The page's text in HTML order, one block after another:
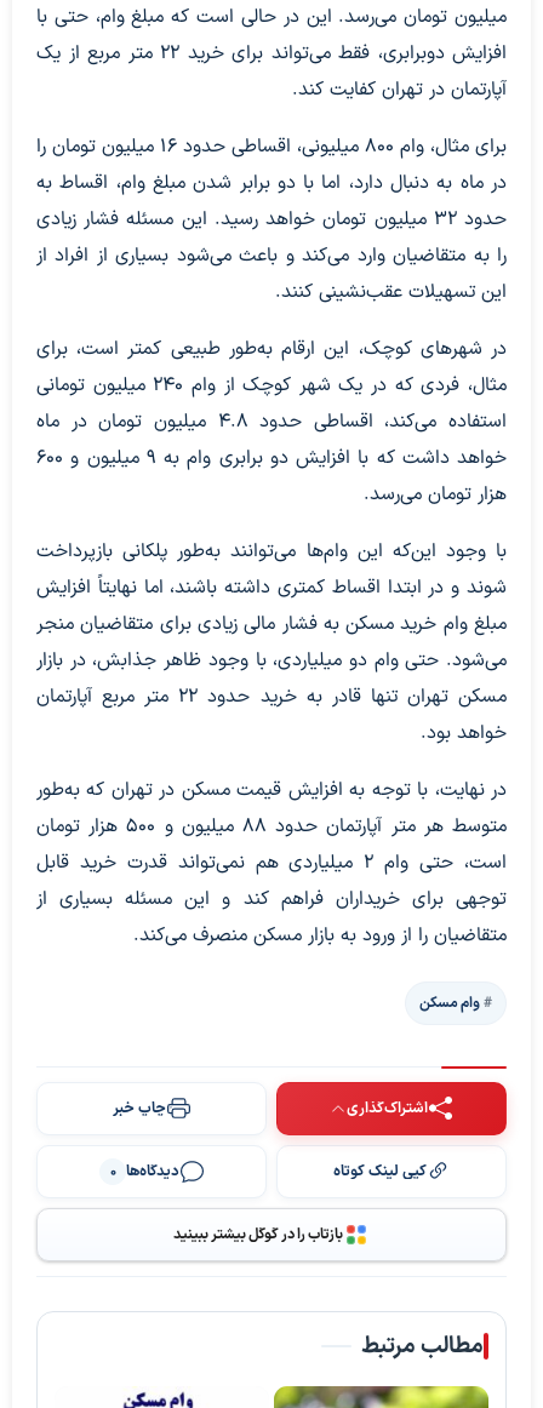
میلیون تومان می‌رسد. این در حالی است که مبلغ وام، حتی با
افزایش دوبرابری، فقط می‌تواند برای خرید ۲۲ متر مربع از یک
آپارتمان در تهران کفایت کند.
برای مثال، وام ۸۰۰ میلیونی، اقساطی حدود ۱۶ میلیون تومان را
در ماه به دنبال دارد، اما با دو برابر شدن مبلغ وام، اقساط به
حدود ۳۲ میلیون تومان خواهد رسید. این مسئله فشار زیادی
را به متقاضیان وارد می‌کند و باعث می‌شود بسیاری از افراد از
این تسهیلات عقب‌نشینی کنند.
در شهرهای کوچک، این ارقام به‌طور طبیعی کمتر است، برای
مثال، فردی که در یک شهر کوچک از وام ۲۴۰ میلیون تومانی
استفاده می‌کند، اقساطی حدود ۴.۸ میلیون تومان در ماه
خواهد داشت که با افزایش دو برابری وام به ۹ میلیون و ۶۰۰
هزار تومان می‌رسد.
با وجود این‌که این وام‌ها می‌توانند به‌طور پلکانی بازپرداخت
شوند و در ابتدا اقساط کمتری داشته باشند، اما نهایتاً افزایش
مبلغ وام خرید مسکن به فشار مالی زیادی برای متقاضیان منجر
می‌شود. حتی وام دو میلیاردی، با وجود ظاهر جذابش، در بازار
مسکن تهران تنها قادر به خرید حدود ۲۲ متر مربع آپارتمان
خواهد بود.
در نهایت، با توجه به افزایش قیمت مسکن در تهران که به‌طور
متوسط هر متر آپارتمان حدود ۸۸ میلیون و ۵۰۰ هزار تومان
است، حتی وام ۲ میلیاردی هم نمی‌تواند قدرت خرید قابل
توجهی برای خریداران فراهم کند و این مسئله بسیاری از
متقاضیان را از ورود به بازار مسکن منصرف می‌کند.
وام مسکن
اشتراک‌گذاری چاپ خبر
کپی لینک کوتاه دیدگاه‌ها 0
بازتاب را در گوگل بیشتر ببینید
مطالب مرتبط